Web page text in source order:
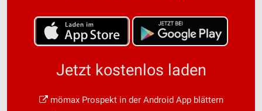
Jetzt kostenlos laden
mömax Prospekt in der Android App blättern